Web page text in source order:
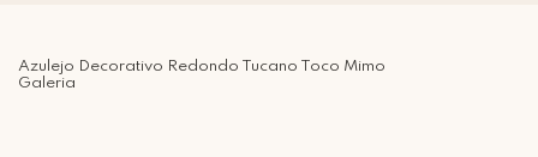
Azulejo Decorativo Redondo Tucano Toco Mimo
Galeria